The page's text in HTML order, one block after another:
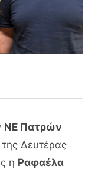
ΝΕ Πατρών
Δευτέρας
η Ραφαέλα